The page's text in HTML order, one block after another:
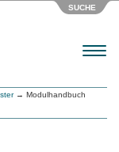
SUCHE
Menu
→ Modulhandbuch